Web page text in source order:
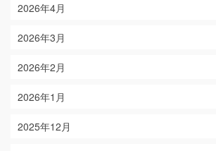
2026年4月
2026年3月
2026年2月
2026年1月
2025年12月